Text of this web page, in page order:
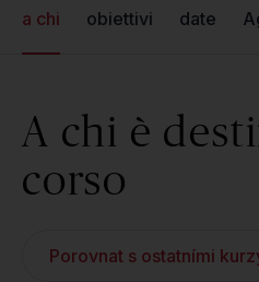
a chi obiettivi date
A chi è
corso
Porovnat s ostatními